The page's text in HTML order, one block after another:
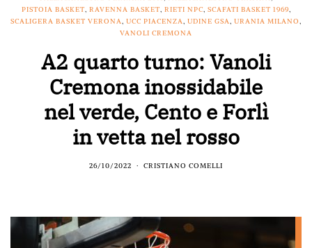
PISTOIA BASKET, RAVENNA BASKET, RIETI NPC, SCAFATI BASKET 1969,
SCALIGERA BASKET VERONA, UCC PIACENZA, UDINE GSA, URANIA MILANO,
VANOLI CREMONA
A2 quarto turno: Vanoli
Cremona inossidabile
nel verde, Cento e Forlì
in vetta nel rosso
26/10/2022 CRISTIANO COMELLI